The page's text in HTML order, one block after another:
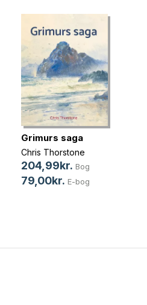
Grimurs saga
Chris Thorstone
204,99kr. Bog
79,00kr. E-bog